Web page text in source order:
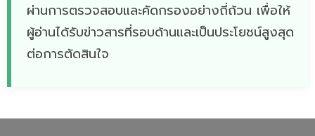
ผ่านการตรวจสอบและคัดกรองอย่างถี่ถ้วน เพื่อให้
ผู้อ่านได้รับข่าวสารที่รอบด้านและเป็นประโยชน์สูงสุด
ต่อการตัดสินใจ